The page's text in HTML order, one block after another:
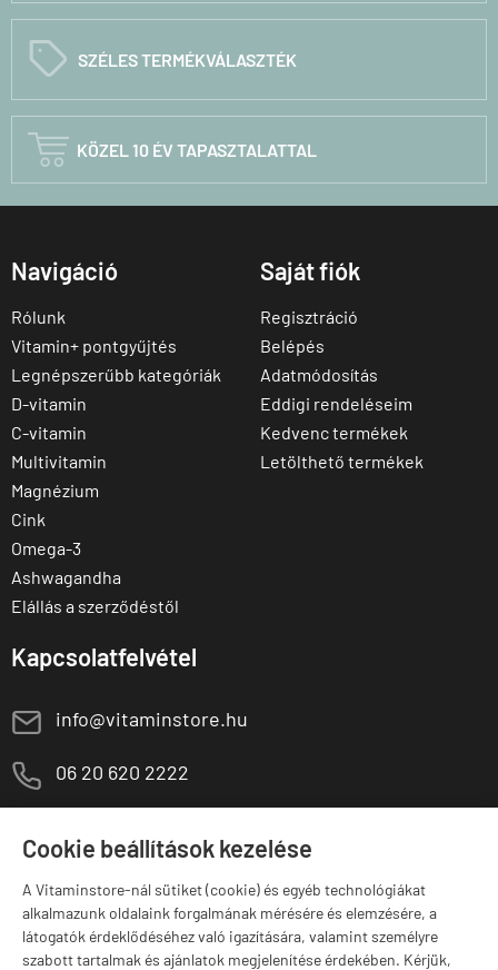
Cookie beállítások kezelése
A Vitaminstore-nál sütiket (cookie) és egyéb technológiákat
alkalmazunk oldalaink forgalmának mérésére és elemzésére, a
látogatók érdeklődéséhez való igazítására, valamint személyre
szabott tartalmak és ajánlatok megjelenítése érdekében. Kérjük,
C SZÉLES TERMÉKVÁLASZTÉK
 KÖZEL 10 ÉV TAPASZTALATTAL
Navigáció
Rólunk
Vitamin+ pontgyűjtés
Legnépszerűbb kategóriák
D-vitamin
C-vitamin
Multivitamin
Magnézium
Cink
Omega-3
Ashwagandha
Elállás a szerződéstől
Saját fiók
Regisztráció
Belépés
Adatmódosítás
Eddigi rendeléseim
Kedvenc termékek
Letölthető termékek
Kapcsolatfelvétel
E info@vitaminstore.hu
M 06 20 620 2222
Szugló u. 83-85.
Márkák